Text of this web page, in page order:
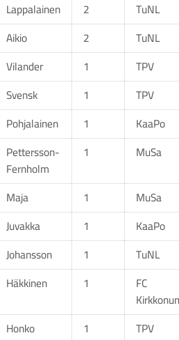
Lappalainen 2
TuNL
Aikio 2
TuNL
Vilander 1
TPV
Svensk 1
TPV
Pohjalainen 1
KaaPo
Pettersson-
Fernholm
1 MuSa
Maja 1
MuSa
Juvakka 1
KaaPo
Johansson 1
TuNL
Häkkinen 1
FC
Honko 1
TPV